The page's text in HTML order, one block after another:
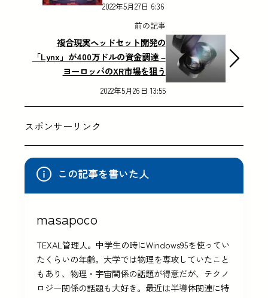
2022年5月27日 6:36
前の記事
複合現実ヘッドセット開発の
「Lynx」が400万ドルの資金調達 –
ヨーロッパのXR市場を狙う
2022年5月26日 13:55
スポンサーリンク
この記事を書いた人
masapoco
TEXAL管理人。中学生の時にWindows95を使ってい
たくらいの年齢。大学では物理を専攻していたこと
もあり、物理・宇宙関係の話題が得意だが、テクノ
ロジー関係の話題も大好き。最近は半導体関連に特